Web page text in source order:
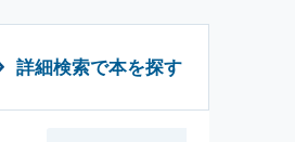
詳細検索で本を探す